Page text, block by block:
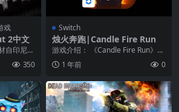
戏
2中文
自印尼民
称恐怖
350
Switch
烛火奔跑|Candle Fire Run
游戏介绍： 《Candle Fire Run》是
一款充满节奏感与趣味性的街机闯
关...1 年前 0